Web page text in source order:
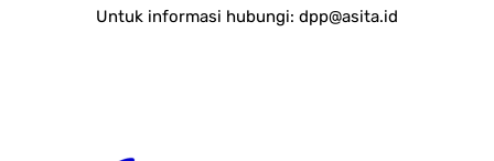
Untuk informasi hubungi: dpp@asita.id